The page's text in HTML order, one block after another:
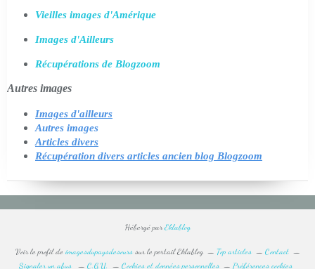
Vieilles images d'Amérique
Images d'Ailleurs
Récupérations de Blogzoom
Autres images
Images d'ailleurs
Autres images
Articles divers
Récupération divers articles ancien blog Blogzoom
Hébergé parEklablog
Voir le profil de imagesdupaysdesourssur le portail Eklablog Top articles
Contact
Signaler un abus
C.G.U. Cookies et données personnelles Préférences cookies